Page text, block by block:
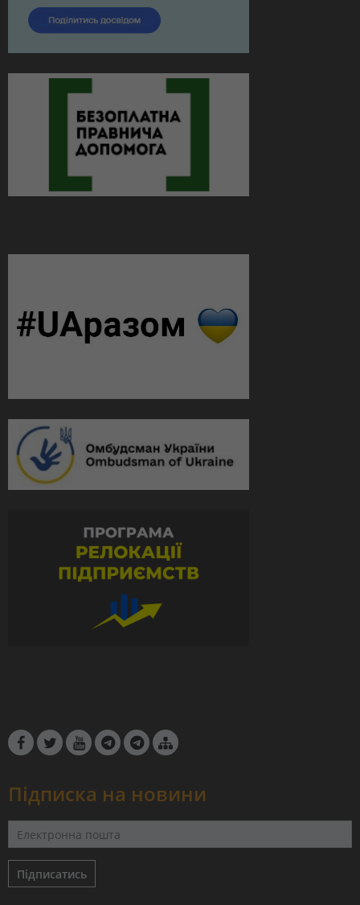
Підписка на новини
Підписатись